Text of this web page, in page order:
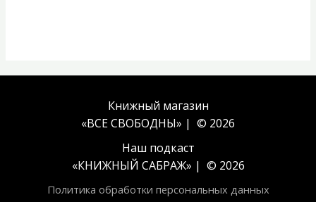
Книжный магазин
«ВСЕ СВОБОДНЫ» | © 2026
Наш подкаст
«КНИЖНЫЙ САБРАЖ» | © 2026
Политика обработки персональных данных